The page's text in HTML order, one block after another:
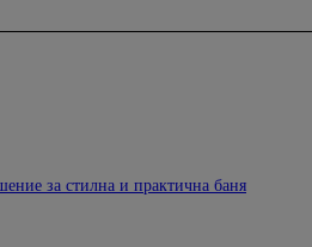
за стилна и практична баня